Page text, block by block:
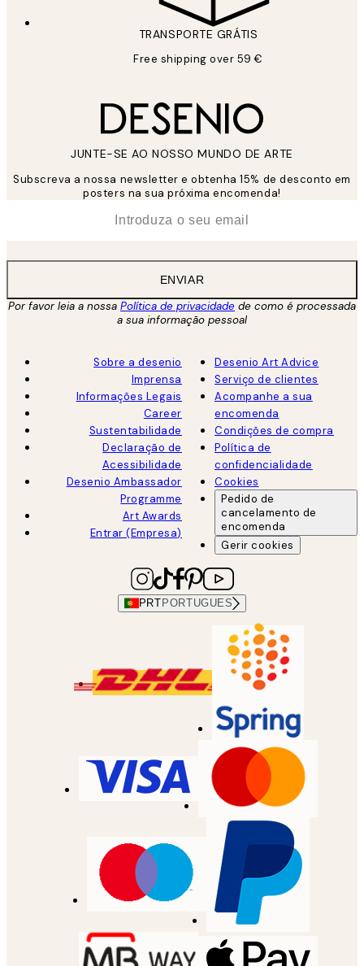
TRANSPORTE GRÁTIS
Free shipping over 59 €
JUNTE-SE AO NOSSO MUNDO DE ARTE
Subscreva a nossa newsletter e obtenha 15% de desconto em
posters na sua próxima encomenda!
ENVIAR
Por favor leia a nossa Política de privacidade de como é processada
a sua informação pessoal
Sobre a desenio
Imprensa
Informações Legais
Career
Sustentabilidade
Declaração de
Acessibilidade
Desenio Ambassador
Programme
Art Awards
Entrar (Empresa)
Desenio Art Advice
Serviço de clientes
Acompanhe a sua
encomenda
Condições de compra
Política de
confidencialidade
Cookies
Pedido de
cancelamento de
encomenda
Gerir cookies
PRT PORTUGUES